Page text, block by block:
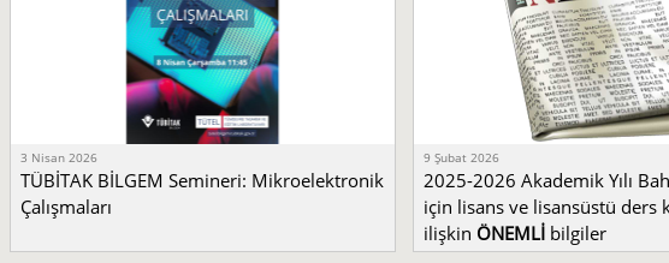
3 Nisan 2026
TÜBİTAK BİLGEM Semineri: Mikroelektronik
Çalışmaları
9 Şubat 2026
2025-2026 Akademik Yılı
için lisans ve lisansüstü ders
ilişkin ÖNEMLİ bilgiler